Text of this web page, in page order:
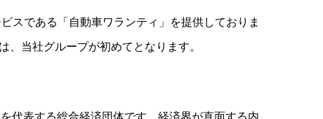
スである「自動車ワランティ」を提供しておりま
当社グループが初めてとなります。
代表する総合経済団体です。経済界が直面する内